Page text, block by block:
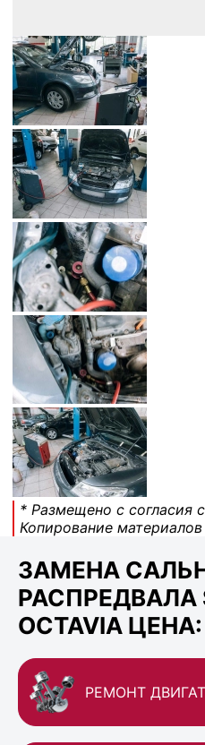
* Размещено с согласия
Копирование
ЗАМЕНА
РАСПРЕДВАЛА
OCTAVIA ЦЕНА:
РЕМОНТ